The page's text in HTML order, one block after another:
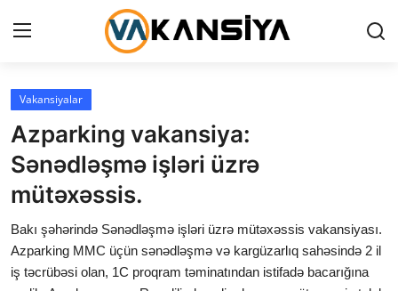
Login
Ana səhifə
Vakansiyalar
Maliyyə
Əlaqə
Vakansiyalar
Azparking vakansiya:
Sənədləşmə işləri üzrə
mütəxəssis.
Bakı şəhərində Sənədləşmə işləri üzrə mütəxəssis vakansiyası.
Azparking MMC üçün sənədləşmə və kargüzarlıq sahəsində 2 il
iş təcrübəsi olan, 1C proqram təminatından istifadə bacarığına